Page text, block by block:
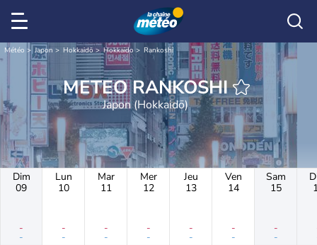
Météo Japon Hokkaidō Hokkaido Rankoshi
METEO RANKOSHI
Japon (Hokkaidō)
Dim
09
-
-
Lun
10
-
-
Mar
11
-
-
Mer
12
-
-
Jeu
13
-
-
Ven
14
-
-
Sam
15
-
-